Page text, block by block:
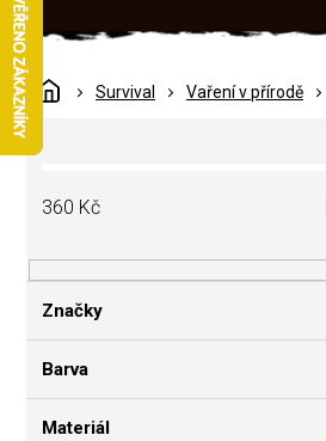
DomůSurvival Vaření v přírodě
P
o
a
n
í
a
360 Kč
Značky
Barva
Materiál